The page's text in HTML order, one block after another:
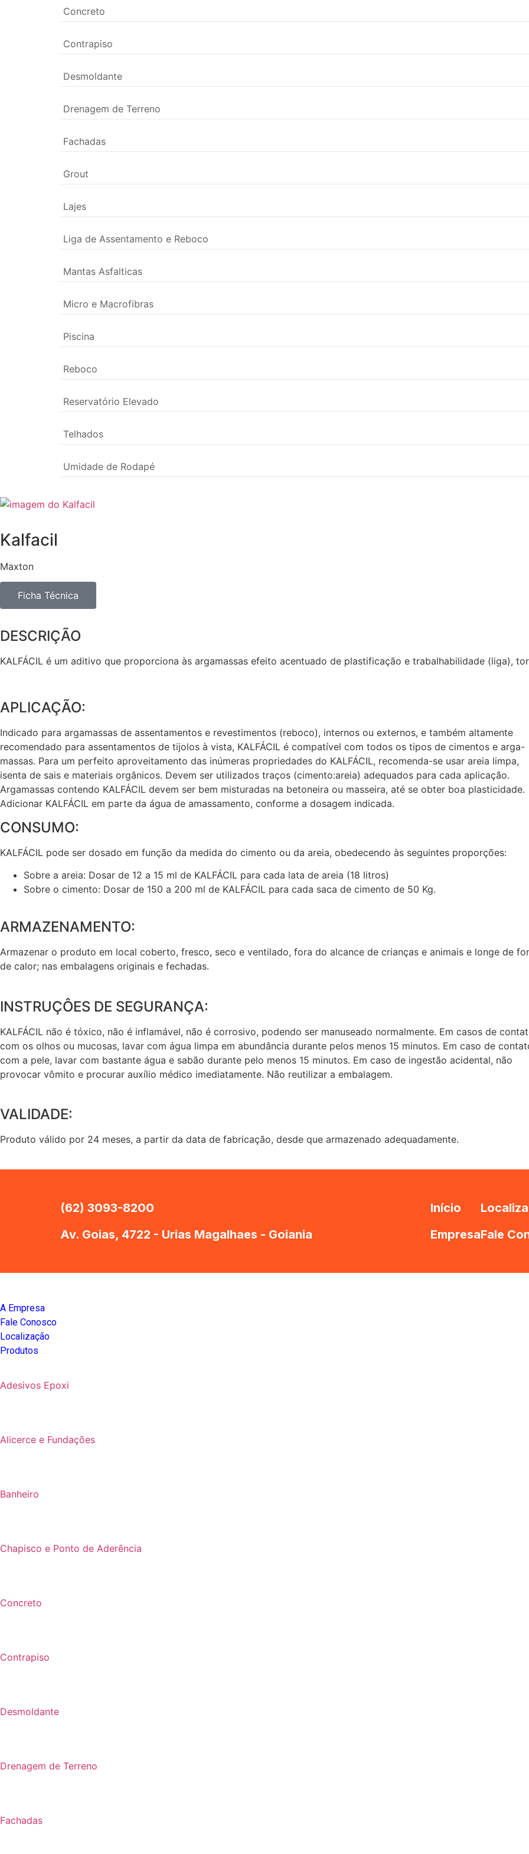
Concreto
Contrapiso
Desmoldante
Drenagem de Terreno
Fachadas
Grout
Lajes
Liga de Assentamento e Reboco
Mantas Asfalticas
Micro e Macrofibras
Piscina
Reboco
Reservatório Elevado
Telhados
Umidade de Rodapé
Kalfacil
Maxton
Ficha Técnica
DESCRIÇÃO
KALFÁCIL é um aditivo que proporciona às argamassas efeito acentuado de plastificação e trabalhabilidade (liga),
APLICAÇÃO:
Indicado para argamassas de assentamentos e revestimentos (reboco), internos ou externos, e também altamente
recomendado para assentamentos de tijolos à vista, KALFÁCIL é compatível com todos os tipos de cimentos e arga-
massas. Para um perfeito aproveitamento das inúmeras propriedades do KALFÁCIL, recomenda-se usar areia limpa,
isenta de sais e materiais orgânicos. Devem ser utilizados traços (cimento:areia) adequados para cada aplicação.
Argamassas contendo KALFÁCIL devem ser bem misturadas na betoneira ou masseira, até se obter boa plasticidade.
Adicionar KALFÁCIL em parte da água de amassamento, conforme a dosagem indicada.
CONSUMO:
KALFÁCIL pode ser dosado em função da medida do cimento ou da areia, obedecendo às seguintes proporções:
Sobre a areia: Dosar de 12 a 15 ml de KALFÁCIL para cada lata de areia (18 litros)
Sobre o cimento: Dosar de 150 a 200 ml de KALFÁCIL para cada saca de cimento de 50 Kg.
ARMAZENAMENTO:
Armazenar o produto em local coberto, fresco, seco e ventilado, fora do alcance de crianças e animais e longe de
de calor; nas embalagens originais e fechadas.
INSTRUÇÔES DE SEGURANÇA:
KALFÁCIL não é tóxico, não é inflamável, não é corrosivo, podendo ser manuseado normalmente. Em casos de
com os olhos ou mucosas, lavar com água limpa em abundância durante pelos menos 15 minutos. Em caso de
com a pele, lavar com bastante água e sabão durante pelo menos 15 minutos. Em caso de ingestão acidental, não
provocar vômito e procurar auxílio médico imediatamente. Não reutilizar a embalagem.
VALIDADE:
Produto válido por 24 meses, a partir da data de fabricação, desde que armazenado adequadamente.
(62) 3093-8200
Av. Goias, 4722 - Urias Magalhaes - Goiania
Início
EmpresaFale
A Empresa
Fale Conosco
Localização
Produtos
Adesivos Epoxi
Alicerce e Fundações
Banheiro
Chapisco e Ponto de Aderência
Concreto
Contrapiso
Desmoldante
Drenagem de Terreno
Fachadas